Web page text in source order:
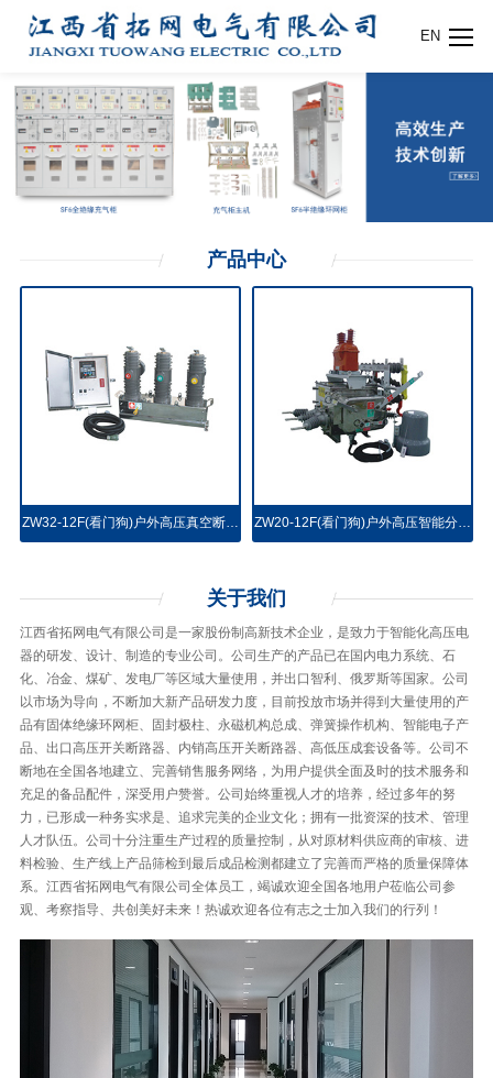
EN
产品中心
ZW32-12F(看门狗)户外高压真空断路器 ZW20-12F(看门狗)户外高压智能分界真空断路器
关于我们
江西省拓网电气有限公司是一家股份制高新技术企业，是致力于智能化高压电
器的研发、设计、制造的专业公司。公司生产的产品已在国内电力系统、石
化、冶金、煤矿、发电厂等区域大量使用，并出口智利、俄罗斯等国家。公司
以市场为导向，不断加大新产品研发力度，目前投放市场并得到大量使用的产
品有固体绝缘环网柜、固封极柱、永磁机构总成、弹簧操作机构、智能电子产
品、出口高压开关断路器、内销高压开关断路器、高低压成套设备等。公司不
断地在全国各地建立、完善销售服务网络，为用户提供全面及时的技术服务和
充足的备品配件，深受用户赞誉。公司始终重视人才的培养，经过多年的努
力，已形成一种务实求是、追求完美的企业文化；拥有一批资深的技术、管理
人才队伍。公司十分注重生产过程的质量控制，从对原材料供应商的审核、进
料检验、生产线上产品筛检到最后成品检测都建立了完善而严格的质量保障体
系。江西省拓网电气有限公司全体员工，竭诚欢迎全国各地用户莅临公司参
观、考察指导、共创美好未来！热诚欢迎各位有志之士加入我们的行列！